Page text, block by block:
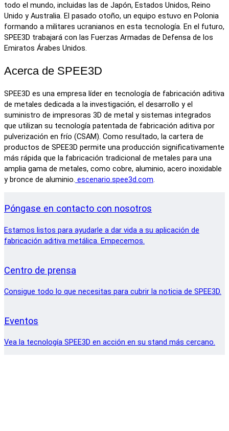
todo el mundo, incluidas las de Japón, Estados Unidos, Reino
Unido y Australia. El pasado otoño, un equipo estuvo en Polonia
formando a militares ucranianos en esta tecnología. En el futuro,
SPEE3D trabajará con las Fuerzas Armadas de Defensa de los
Emiratos Árabes Unidos.
Acerca de SPEE3D
SPEE3D es una empresa líder en tecnología de fabricación aditiva
de metales dedicada a la investigación, el desarrollo y el
suministro de impresoras 3D de metal y sistemas integrados
que utilizan su tecnología patentada de fabricación aditiva por
pulverización en frío (CSAM). Como resultado, la cartera de
productos de SPEE3D permite una producción significativamente
más rápida que la fabricación tradicional de metales para una
amplia gama de metales, como cobre, aluminio, acero inoxidable
y bronce de aluminio. escenario.spee3d.com.
Póngase en contacto con nosotros
Estamos listos para ayudarle a dar vida a su aplicación de
fabricación aditiva metálica. Empecemos.
Centro de prensa
Consigue todo lo que necesitas para cubrir la noticia de SPEE3D.
Eventos
Vea la tecnología SPEE3D en acción en su stand más cercano.